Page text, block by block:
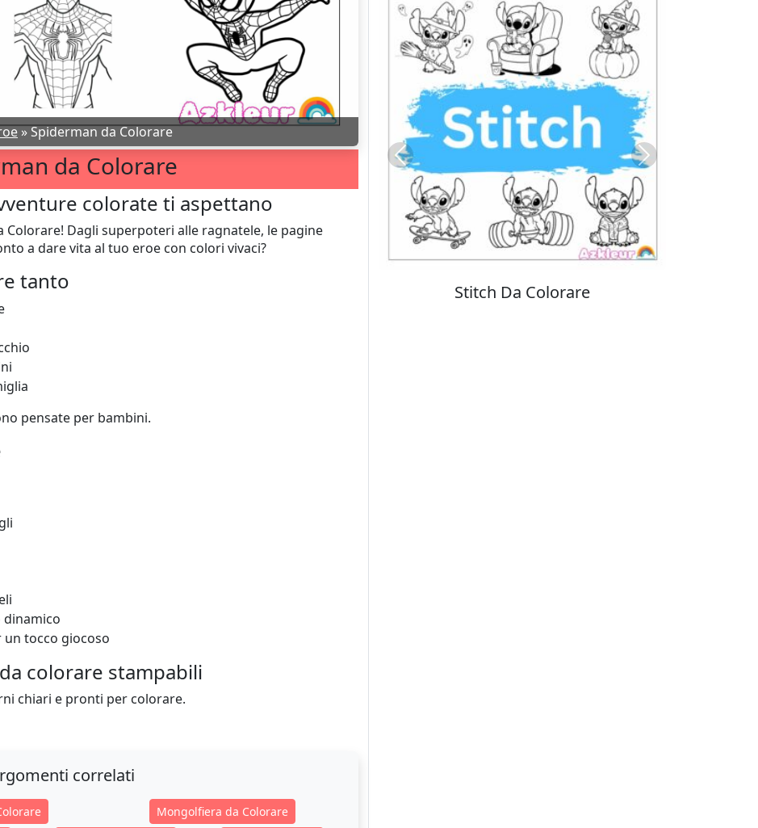
»Spiderman da Colorare
da Colorare
colorate ti aspettano
Dagli superpoteri alle ragnatele, le pagine
a dare vita al tuo eroe con colori vivaci?
tanto
pensate per bambini.
dinamico
tocco giocoso
colorare stampabili
chiari e pronti per colorare.
correlati
Mongolfiera da Colorare
Colorare Pokemon
Previous Next